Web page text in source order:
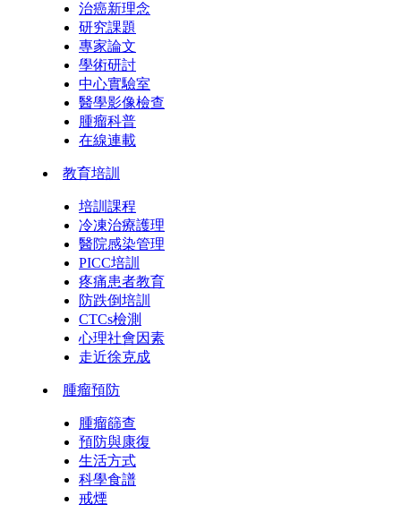
治癌新理念
研究課題
專家論文
學術研討
中心實驗室
醫學影像檢查
腫瘤科普
在線連載
教育培訓
培訓課程
冷凍治療護理
醫院感染管理
PICC培訓
疼痛患者教育
防跌倒培訓
CTCs檢測
心理社會因素
走近徐克成
腫瘤預防
腫瘤篩查
預防與康復
生活方式
科學食譜
戒煙